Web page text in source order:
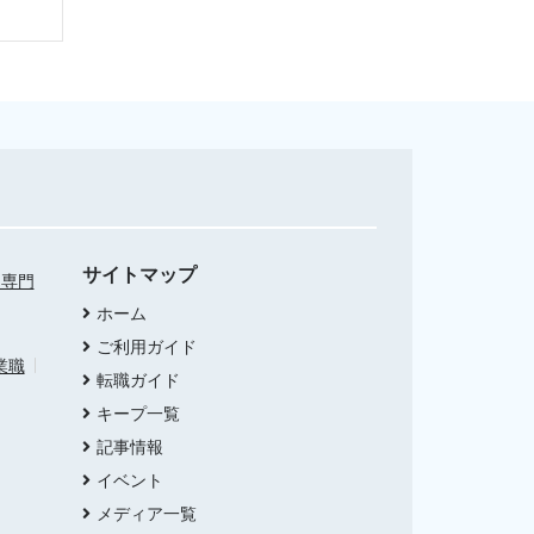
門
職
サイトマップ
ホーム
ご利用ガイド
転職ガイド
キープ一覧
記事情報
イベント
メディア一覧